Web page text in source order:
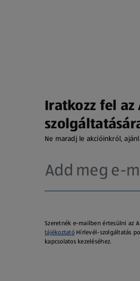
Iratkozz fel az
Ne maradj le akcióinkról,
Szeretnék e-mailben értesülni az
tájékoztatóHírlevél-szolgáltatás
kapcsolatos kezeléséhez.